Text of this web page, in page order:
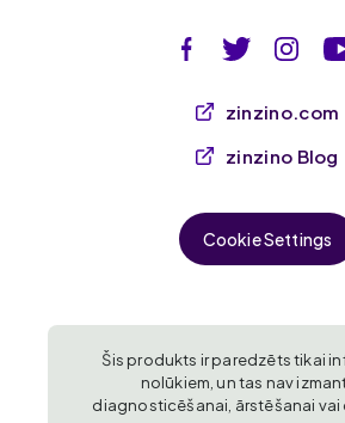
zinzino.com
zinzino Blog
Cookie Settings
Šis produkts ir paredzēts tikai
nolūkiem, un tas nav
diagnosticēšanai, ārstēšanai vai